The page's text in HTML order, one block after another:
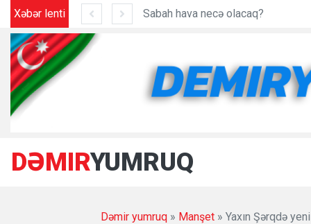
Xəbər lenti
Milli Qəhrəman, təyyarə bələdçisi Hökumə Əliyevanın doğum günüdürSabah hava necə olacaq?
DƏMIRYUMRUQ
Dəmir yumruq » Manşet » Yaxın Şərqdə